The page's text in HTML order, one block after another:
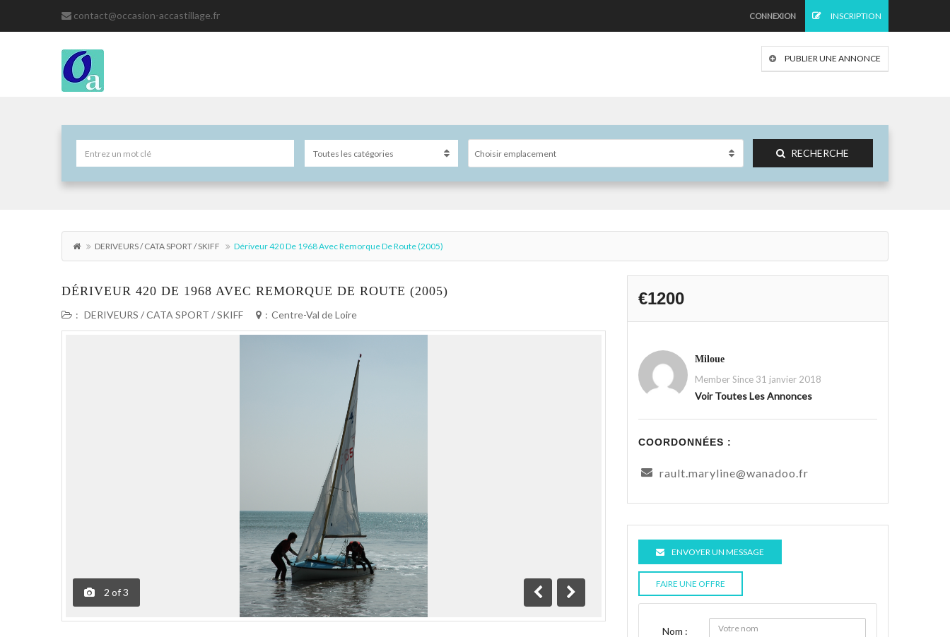
contact@occasion-accastillage.fr CONNEXION INSCRIPTION
PUBLIER UNE ANNONCE
Choisir emplacement RECHERCHE
DERIVEURS / CATA SPORT / SKIFF Dériveur 420 De 1968 Avec Remorque De Route (2005)
DÉRIVEUR 420 DE 1968 AVEC REMORQUE DE ROUTE (2005)
: DERIVEURS / CATA SPORT / SKIFF : Centre-Val de Loire
2 of3
Précédente
Suivante
€1200
Miloue
Member Since 31 janvier 2018
Voir Toutes Les Annonces
COORDONNÉES :
rault.maryline@wanadoo.fr
ENVOYER UN MESSAGE
FAIRE UNE OFFRE
Nom :